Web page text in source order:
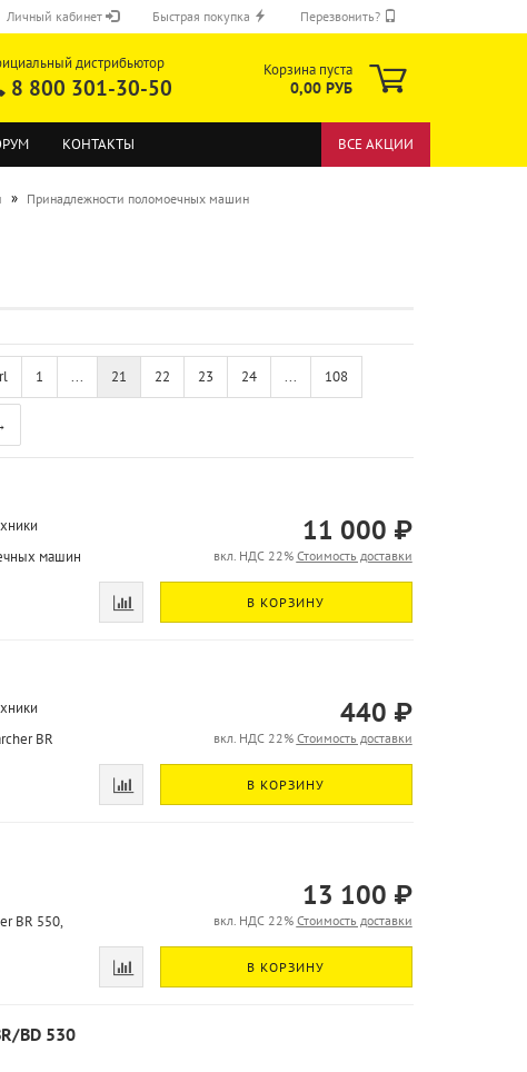
Личный кабинет Быстрая покупка Перезвонить?
дистрибьютор
8 800 301-30-50
Корзина пуста
0,00 РУБ
КОНТАКТЫ ВСЕ АКЦИИ
» Принадлежности поломоечных машин
1 ... 21 22 23 24 ... 108
машин
11 000 ₽
вкл. НДС 22% Стоимость доставки
В КОРЗИНУ
BR
440 ₽
вкл. НДС 22% Стоимость доставки
В КОРЗИНУ
BR 550,
13 100 ₽
вкл. НДС 22% Стоимость доставки
В КОРЗИНУ
BD 530